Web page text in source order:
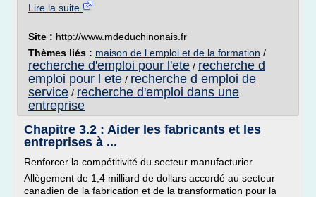
Lire la suite
Site : http://www.mdeduchinonais.fr
Thèmes liés : maison de l emploi et de la formation /
recherche d'emploi pour l'ete / recherche d
emploi pour l ete / recherche d emploi de
service / recherche d'emploi dans une
entreprise
Chapitre 3.2 : Aider les fabricants et les
entreprises à ...
Renforcer la compétitivité du secteur manufacturier
Allègement de 1,4 milliard de dollars accordé au secteur
canadien de la fabrication et de la transformation pour la